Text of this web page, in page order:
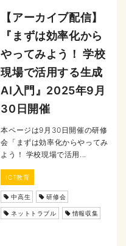
【アーカイブ配信】
『まずは効率化から
やってみよう！ 学校
現場で活用する生成
AI入門』2025年9月
30日開催
本ページは9月30日開催の研修
会「まずは効率化からやってみ
よう！ 学校現場で活用...
ICT教育
中高生 研修会
ネットトラブル 情報収集